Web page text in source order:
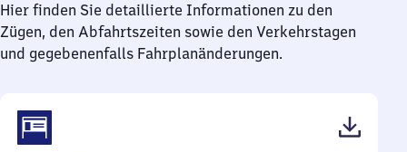
Hier finden Sie detaillierte Informationen zu den
Zügen, den Abfahrtszeiten sowie den Verkehrstagen
und gegebenenfalls Fahrplanänderungen.